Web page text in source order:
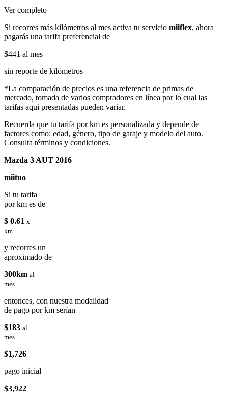
Ver completo
Si recorres más kilómetros al mes activa tu servicio miiflex, ahora
pagarás una tarifa preferencial de
$441 al mes
sin reporte de kilómetros
*La comparación de precios es una referencia de primas de
mercado, tomada de varios compradores en línea por lo cual las
tarifas aqui presentadas pueden variar.
Recuerda que tu tarifa por km es personalizada y depende de
factores como: edad, género, tipo de garaje y modelo del auto.
Consulta términos y condiciones.
Mazda 3 AUT 2016
miituo
Si tu tarifa
por km es de
$ 0.61 x
km
y recorres un
aproximado de
300km al
mes
entonces, con nuestra modalidad
de pago por km serían
$183 al
mes
$1,726
pago inicial
$3,922